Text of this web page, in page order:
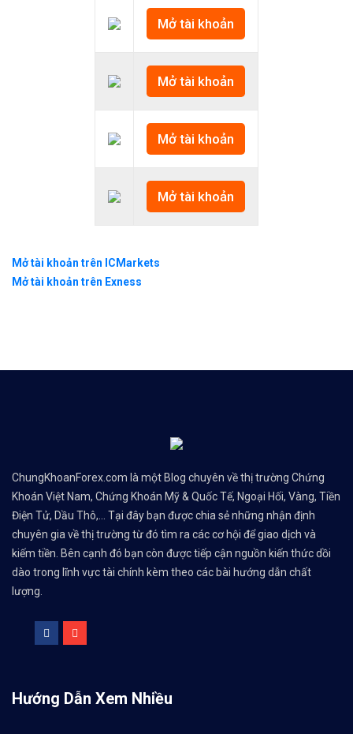
Mở tài khoản
Mở tài khoản
Mở tài khoản
Mở tài khoản
Mở tài khoản trên ICMarkets
Mở tài khoản trên Exness
ChungKhoanForex.com là một Blog chuyên về thị trường Chứng
Khoán Việt Nam, Chứng Khoán Mỹ & Quốc Tế, Ngoại Hối, Vàng, Tiền
Điện Tử, Dầu Thô,... Tại đây bạn được chia sẻ những nhận định
chuyên gia về thị trường từ đó tìm ra các cơ hội để giao dịch và
kiếm tiền. Bên cạnh đó bạn còn được tiếp cận nguồn kiến thức dồi
dào trong lĩnh vực tài chính kèm theo các bài hướng dẫn chất
lượng.
Hướng Dẫn Xem Nhiều